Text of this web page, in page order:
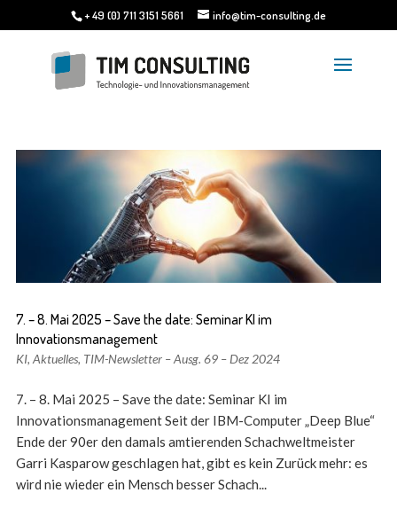
+ 49 (0) 711 3151 5661 info@tim-consulting.de
7. – 8. Mai 2025 – Save the date: Seminar KI im
Innovationsmanagement
KI, Aktuelles, TIM-Newsletter – Ausg. 69 – Dez 2024
7. – 8. Mai 2025 – Save the date: Seminar KI im
Innovationsmanagement Seit der IBM-Computer „Deep Blue“
Ende der 90er den damals amtierenden Schachweltmeister
Garri Kasparow geschlagen hat, gibt es kein Zurück mehr: es
wird nie wieder ein Mensch besser Schach...